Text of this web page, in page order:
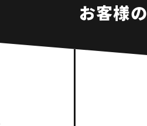
お客様の